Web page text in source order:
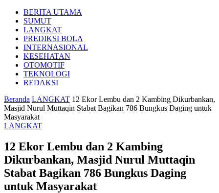
BERITA UTAMA
SUMUT
LANGKAT
PREDIKSI BOLA
INTERNASIONAL
KESEHATAN
OTOMOTIF
TEKNOLOGI
REDAKSI
Beranda LANGKAT 12 Ekor Lembu dan 2 Kambing Dikurbankan,
Masjid Nurul Muttaqin Stabat Bagikan 786 Bungkus Daging untuk
Masyarakat
LANGKAT
12 Ekor Lembu dan 2 Kambing
Dikurbankan, Masjid Nurul Muttaqin
Stabat Bagikan 786 Bungkus Daging
untuk Masyarakat